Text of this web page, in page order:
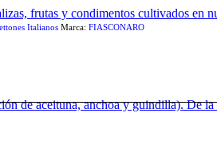
frutas y condimentos cultivados en
de aceituna, anchoa y guindilla). De la
Italianos Marca:FIASCONARO